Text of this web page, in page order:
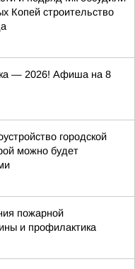
Копей строительство
— 2026! Афиша на 8
городской
можно будет
пожарной
и профилактика